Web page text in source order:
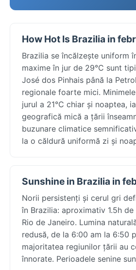
How Hot Is Brazilia in
Brazilia se încălzește uniform
maxime în jur de 29°C sunt
José dos Pinhais până la
regionale foarte mici.
jurul a 21°C chiar și noaptea,
geografică mică a țării
buzunare climatice
la o căldură uniformă zi și
Sunshine in Brazilia in
Norii persistenți și cerul gri
în Brazilia: aproximativ 1.5h
Rio de Janeiro. Lumina
redusă, de la 6:00 am la 6:50
majoritatea regiunilor țării au
înnorate. Perioadele senine